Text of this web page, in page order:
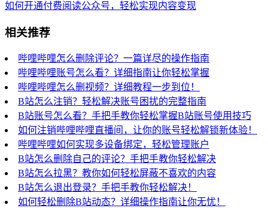
如何开通付费阅读公众号，轻松实现内容变现
相关推荐
哔哩哔哩怎么删除评论？一篇详尽的操作指南
哔哩哔哩账号怎么看？详细指南让你轻松掌握
哔哩哔哩怎么删视频？详细教程一步到位！
B站怎么注销？轻松解决账号困扰的完整指南
B站账号怎么看？手把手教你轻松掌握B站账号使用技巧
如何注销哔哩哔哩直播间，让你的账号轻松解锁新体验！
哔哩哔哩如何实现多设备绑定，轻松管理账户
B站怎么删除自己的评论？手把手教你轻松解决
B站怎么拉黑？教你如何轻松屏蔽不喜欢的内容
B站怎么退出登录？手把手教你轻松解决！
如何轻松删除B站动态？详细操作指南让你无忧！